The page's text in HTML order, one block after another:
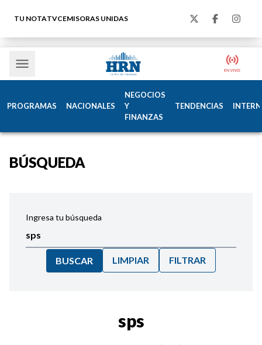
TU NOTATVCEMISORAS UNIDAS
PROGRAMAS NACIONALES
NEGOCIOS
Y
FINANZAS
TENDENCIAS
BÚSQUEDA
Ingresa tu búsqueda
BUSCAR LIMPIAR FILTRAR
sps